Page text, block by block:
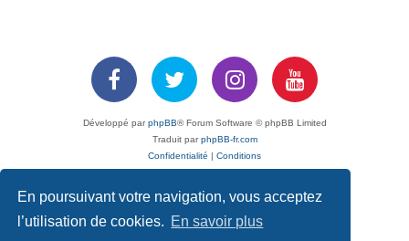
En poursuivant votre navigation, vous acceptez
l’utilisation de cookies. En savoir plus
Développé parphpBB® Forum Software © phpBB Limited
Traduit parphpBB-fr.com
Confidentialité | Conditions